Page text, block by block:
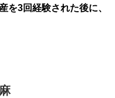
を3回経験された後に、